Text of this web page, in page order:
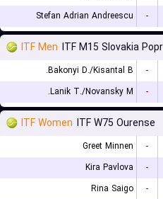
Stefan Adrian Andreescu
-
ITF Men ITF M15 Slovakia
Bakonyi D./Kisantal B. -
Lanik T./Novansky M.
-
ITF Women ITF W75 Ourense
Greet Minnen -
Kira Pavlova
-
Rina Saigo
-